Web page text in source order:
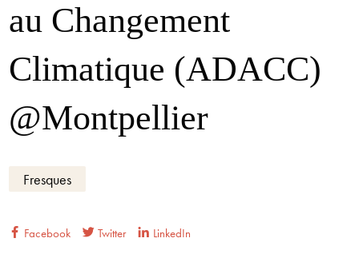
au Changement
Climatique (ADACC)
@Montpellier
Fresques
Facebook Twitter LinkedIn